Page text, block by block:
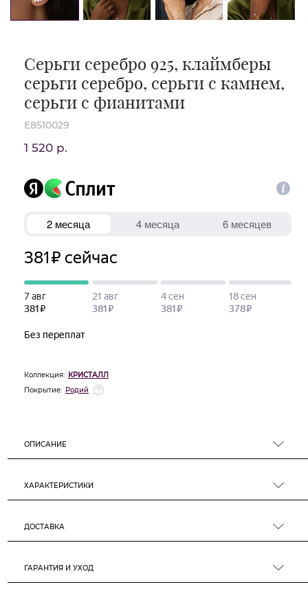
Серьги серебро 925, клаймберы
серьги серебро, серьги с камнем,
серьги с фианитами
E8510029
1 520 р.
Коллекция: КРИСТАЛЛ
Покрытие: Родий
ОПИСАНИЕ
ХАРАКТЕРИСТИКИ
ДОСТАВКА
ГАРАНТИЯ И УХОД